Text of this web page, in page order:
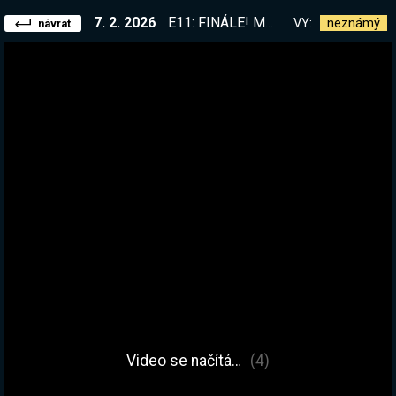
návrat 7. 2. 2026 E11: FINÁLE! Moonlord dneska padne a poslední Projekt KÁMOŠ na konci | !kamos | !kamos VY: neznámý
Video se načítá… (4)